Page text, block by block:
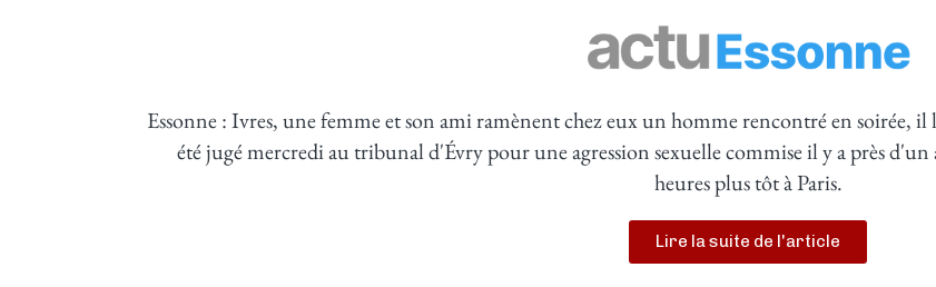
Essonne : Ivres, une femme et son ami ramènent chez eux un homme rencontré en soirée,
été jugé mercredi au tribunal d'Évry pour une agression sexuelle commise il y a près
heures plus tôt à Paris.
Lire la suite de l'article